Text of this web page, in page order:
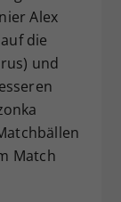
Alex
die
und
Match